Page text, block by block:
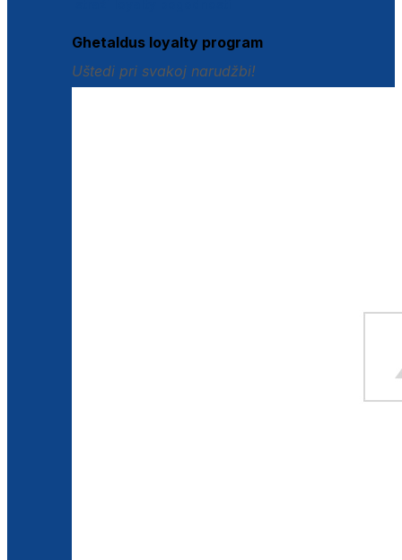
Ghetaldus loyalty program
Uštedi pri svakoj narudžbi!